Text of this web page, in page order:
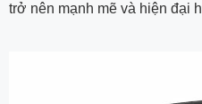
trở nên mạnh mẽ và hiện đại